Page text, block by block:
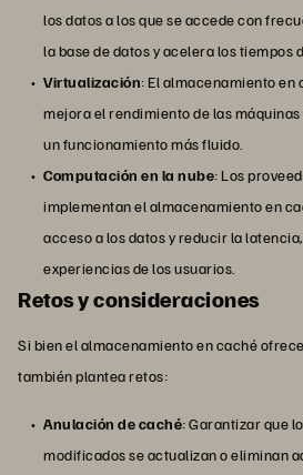
los datos a los que se accede con
la base de datos y acelera los tiempos
Virtualización: El almacenamiento en
mejora el rendimiento de las
un funcionamiento más fluido.
Computación en la nube: Los
implementan el almacenamiento en
acceso a los datos y reducir la
experiencias de los usuarios.
Retos y consideraciones
Si bien el almacenamiento en caché
también plantea retos:
Anulación de caché: Garantizar que
modificados se actualizan o eliminan